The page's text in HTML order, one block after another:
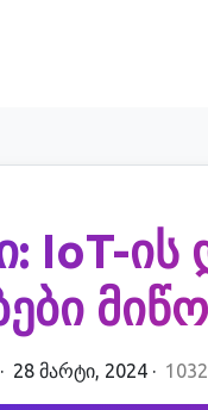
IoT-
· 28 მარტი, 2024 · 1032